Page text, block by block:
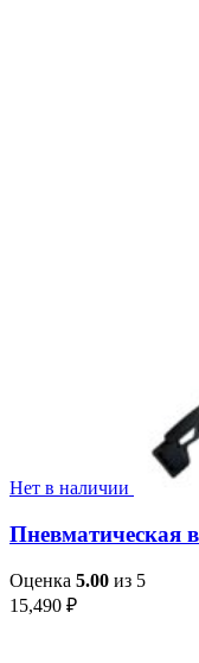
Нет в наличии
Пневматическая
Оценка 5.00 из 5
15,490 ₽